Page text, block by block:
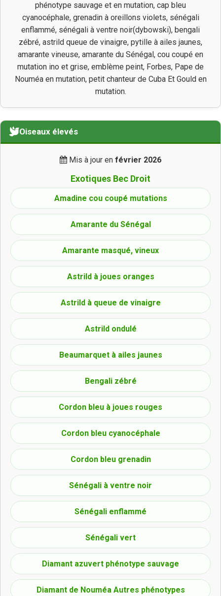
phénotype sauvage et en mutation, cap bleu
cyanocéphale, grenadin à oreillons violets, sénégali
enflammé, sénégali à ventre noir(dybowski), bengali
zébré, astrild queue de vinaigre, pytille à ailes jaunes,
amarante vineuse, amarante du Sénégal, cou coupé en
mutation ino et grise, emblème peint, Forbes, Pape de
Nouméa en mutation, petit chanteur de Cuba Et Gould en
mutation.
Oiseaux élevés
Mis à jour en février 2026
Exotiques Bec Droit
Amadine cou coupé mutations
Amarante du Sénégal
Amarante masqué, vineux
Astrild à joues oranges
Astrild à queue de vinaigre
Astrild ondulé
Beaumarquet à ailes jaunes
Bengali zébré
Cordon bleu à joues rouges
Cordon bleu cyanocéphale
Cordon bleu grenadin
Sénégali à ventre noir
Sénégali enflammé
Sénégali vert
Diamant azuvert phénotype sauvage
Diamant de Nouméa Autres phénotypes